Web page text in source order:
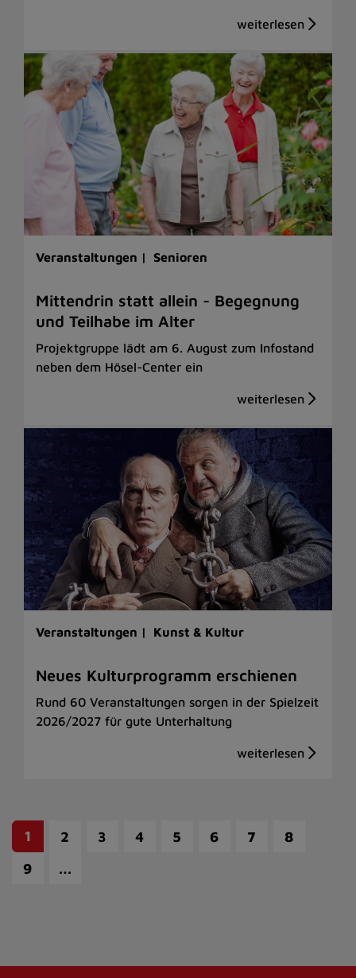
Veranstaltungen | Senioren
Mittendrin statt allein - Begegnung
und Teilhabe im Alter
Projektgruppe lädt am 6. August zum Infostand
neben dem Hösel-Center ein
Veranstaltungen | Kunst & Kultur
Neues Kulturprogramm erschienen
Rund 60 Veranstaltungen sorgen in der Spielzeit
2026/2027 für gute Unterhaltung
1 2 3 4 5 6 7
8
9
…